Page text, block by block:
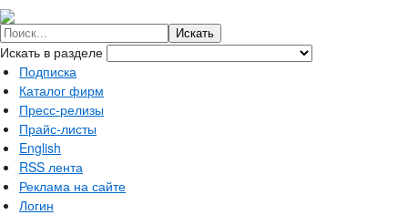
Искать в разделе
Подписка
Каталог фирм
Пресс-релизы
Прайс-листы
English
RSS лента
Реклама на сайте
Логин